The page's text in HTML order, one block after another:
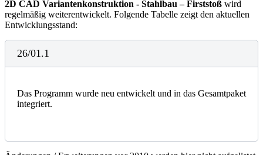
2D CAD Variantenkonstruktion - Stahlbau – Firststoß wird
regelmäßig weiterentwickelt. Folgende Tabelle zeigt den aktuellen
Entwicklungsstand:
26/01.1
Das Programm wurde neu entwickelt und in das Gesamtpaket
integriert.